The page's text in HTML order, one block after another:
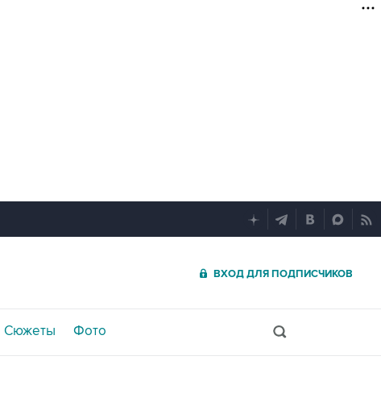
ВХОД ДЛЯ ПОДПИСЧИКОВ
Сюжеты Фото